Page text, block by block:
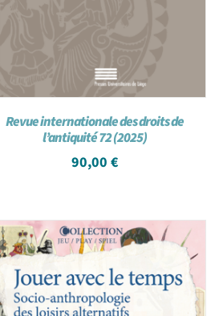
Revue internationale des droits de
l’antiquité 72 (2025)
90,00 €